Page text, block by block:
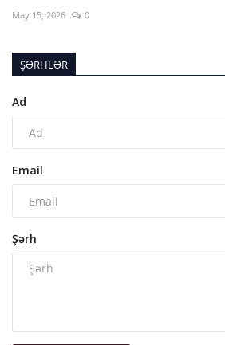
May 15, 2026 0
ŞƏRHLƏR
Ad
Email
Şərh